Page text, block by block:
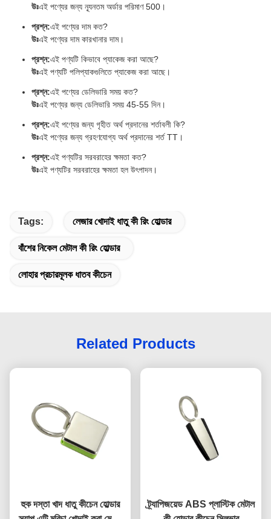
উঃএই পণ্যের জন্য ন্যূনতম অর্ডার পরিমাণ 500।
প্রশ্ন:এই পণ্যের দাম কত?
উঃএই পণ্যের দাম কারখানার দাম।
প্রশ্ন:এই পণ্যটি কিভাবে প্যাকেজ করা আছে?
উঃএই পণ্যটি পলিপ্যাকগুলিতে প্যাকেজ করা আছে।
প্রশ্ন:এই পণ্যের ডেলিভারি সময় কত?
উঃএই পণ্যের জন্য ডেলিভারি সময় 45-55 দিন।
প্রশ্ন:এই পণ্যের জন্য গৃহীত অর্থ প্রদানের শর্তাবলী কি?
উঃএই পণ্যের জন্য গ্রহণযোগ্য অর্থ প্রদানের শর্ত TT।
প্রশ্ন:এই পণ্যটির সরবরাহের ক্ষমতা কত?
উঃএই পণ্যটির সরবরাহের ক্ষমতা হল উৎপাদন।
Tags: লেজার খোদাই ধাতু কী রিং হোল্ডার
বাঁশের নিকেল মেটাল কী রিং হোল্ডার
লোহার প্রচারমূলক ধাতব কীচেন
Related Products
হুক দস্তা খাদ ধাতু কীচেন হোল্ডার
ট্র্যাপিজয়েড ABS প্লাস্টিক মেটাল